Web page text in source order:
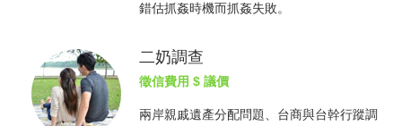
錯估抓姦時機而抓姦失敗。
二奶調查
徵信費用 $ 議價
兩岸親戚遺產分配問題、台商與台幹行蹤調